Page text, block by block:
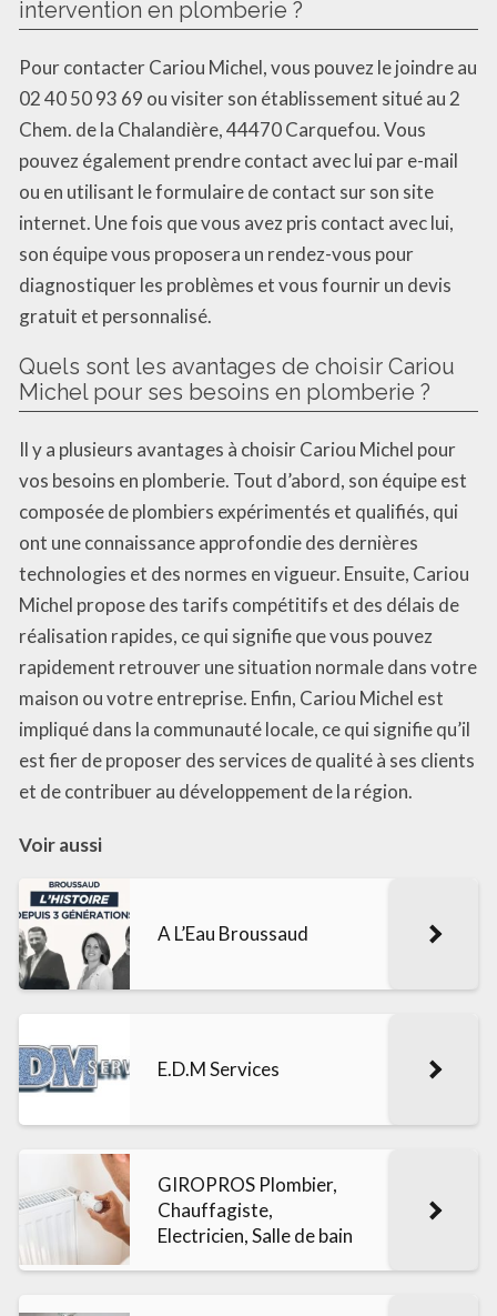
intervention en plomberie ?
Pour contacter Cariou Michel, vous pouvez le joindre au
02 40 50 93 69 ou visiter son établissement situé au 2
Chem. de la Chalandière, 44470 Carquefou. Vous
pouvez également prendre contact avec lui par e-mail
ou en utilisant le formulaire de contact sur son site
internet. Une fois que vous avez pris contact avec lui,
son équipe vous proposera un rendez-vous pour
diagnostiquer les problèmes et vous fournir un devis
gratuit et personnalisé.
Quels sont les avantages de choisir Cariou
Michel pour ses besoins en plomberie ?
Il y a plusieurs avantages à choisir Cariou Michel pour
vos besoins en plomberie. Tout d’abord, son équipe est
composée de plombiers expérimentés et qualifiés, qui
ont une connaissance approfondie des dernières
technologies et des normes en vigueur. Ensuite, Cariou
Michel propose des tarifs compétitifs et des délais de
réalisation rapides, ce qui signifie que vous pouvez
rapidement retrouver une situation normale dans votre
maison ou votre entreprise. Enfin, Cariou Michel est
impliqué dans la communauté locale, ce qui signifie qu’il
est fier de proposer des services de qualité à ses clients
et de contribuer au développement de la région.
Voir aussi
A L’Eau Broussaud
E.D.M Services
GIROPROS Plombier,
Chauffagiste,
Electricien, Salle de bain